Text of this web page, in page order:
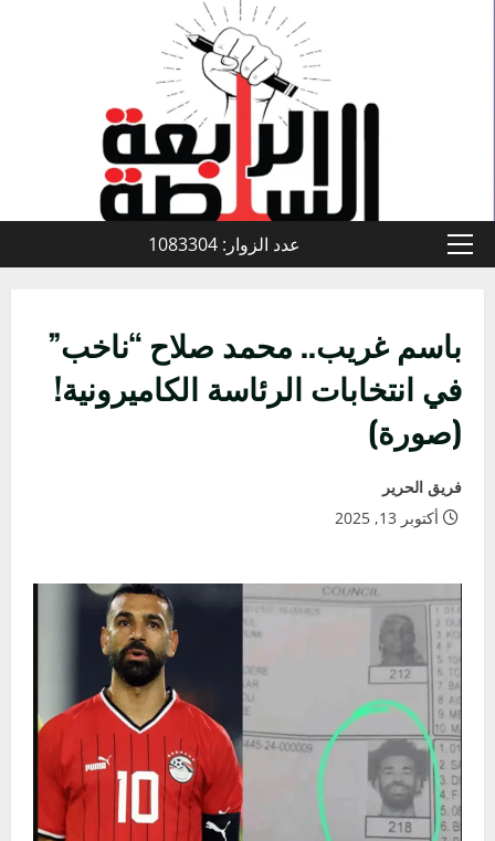
القائمة
عدد الزوار: 1083304
باسم غريب.. محمد صلاح “ناخب”
في انتخابات الرئاسة الكاميرونية!
(صورة)
فريق الحرير
أكتوبر 13, 2025